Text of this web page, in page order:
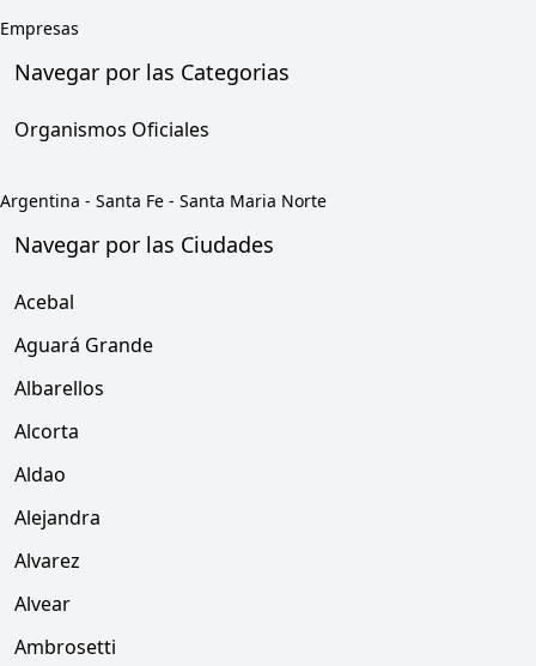
Empresas
Navegar por las Categorias
Organismos Oficiales
Argentina - Santa Fe - Santa Maria Norte
Navegar por las Ciudades
Acebal
Aguará Grande
Albarellos
Alcorta
Aldao
Alejandra
Alvarez
Alvear
Ambrosetti